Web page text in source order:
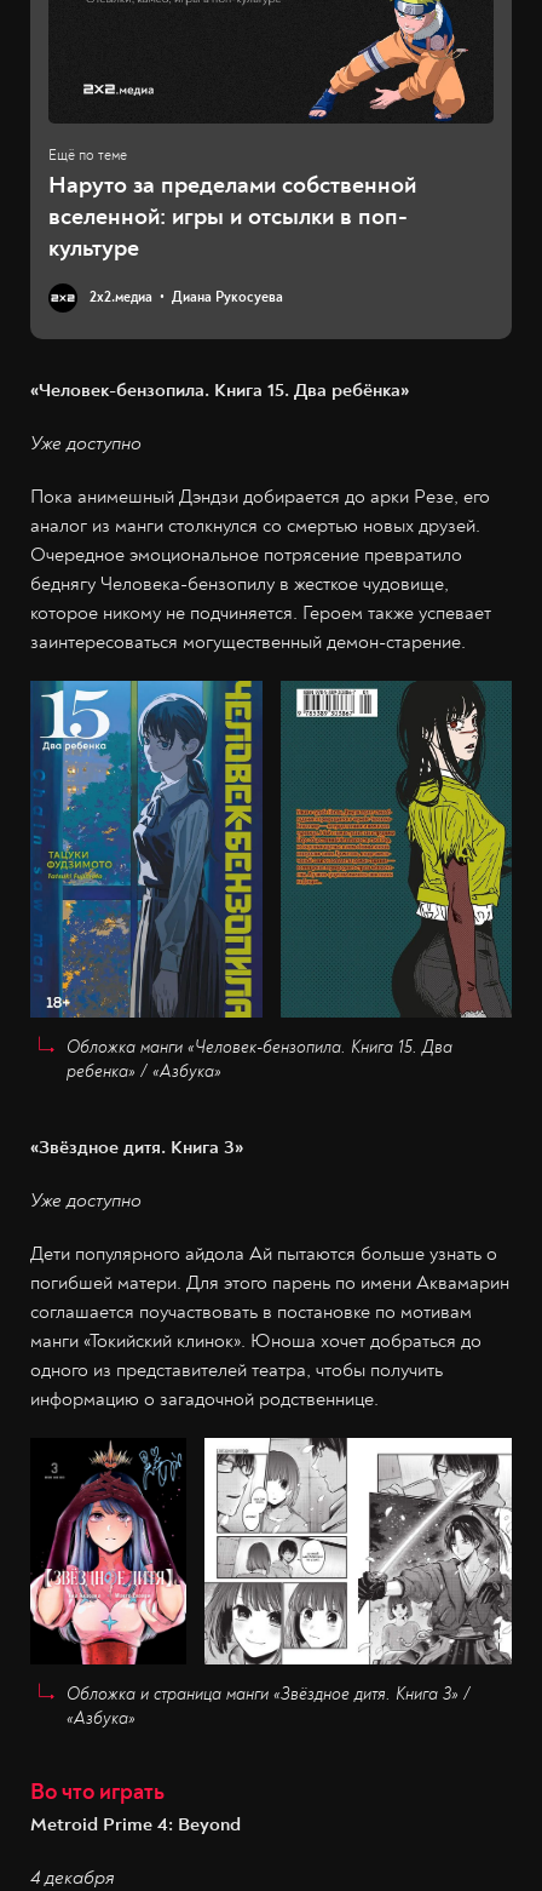
Наруто за пределами собственной
вселенной: игры и отсылки в поп-
культуре
2х2.медиа Диана Рукосуева
«Человек-бензопила. Книга 15. Два ребёнка»
Уже доступно
Пока анимешный Дэндзи добирается до арки Резе, его
аналог из манги столкнулся со смертью новых друзей.
Очередное эмоциональное потрясение превратило
беднягу Человека-бензопилу в жесткое чудовище,
которое никому не подчиняется. Героем также успевает
заинтересоваться могущественный демон-старение.
Обложка манги «Человек-бензопила. Книга 15. Два
ребенка» / «Азбука»
«Звёздное дитя. Книга 3»
Уже доступно
Дети популярного айдола Ай пытаются больше узнать о
погибшей матери. Для этого парень по имени Аквамарин
соглашается поучаствовать в постановке по мотивам
манги «Токийский клинок». Юноша хочет добраться до
одного из представителей театра, чтобы получить
информацию о загадочной родственнице.
Обложка и страница манги «Звёздное дитя. Книга 3» /
«Азбука»
Во что играть
Metroid Prime 4: Beyond
4 декабря